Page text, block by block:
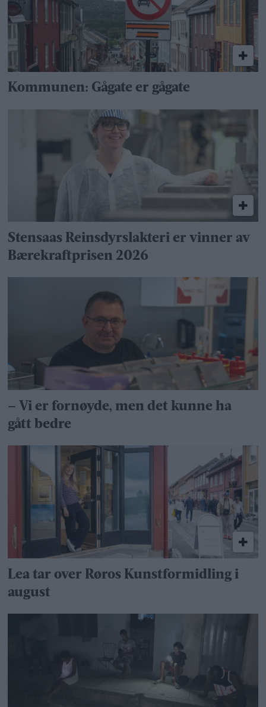
Kommunen: Gågate er gågate
Stensaas Reinsdyrslakteri er vinner av
Bærekraftprisen 2026
– Vi er fornøyde, men det kunne ha
gått bedre
Lea tar over Røros Kunstformidling i
august